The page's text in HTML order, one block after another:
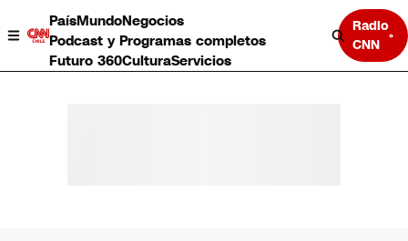
PaísMundoNegocios
Podcast y Programas completos
Futuro 360CulturaServicios
Radio
CNN